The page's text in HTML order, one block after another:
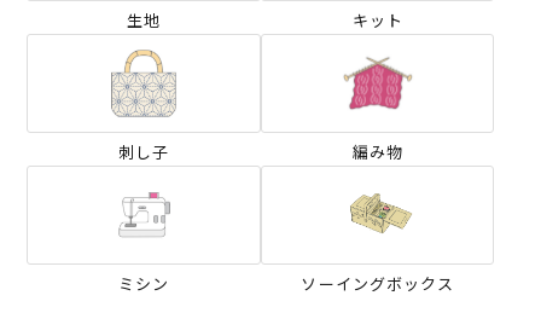
生地 キット
刺し子 編み物
ミシン ソーイングボックス